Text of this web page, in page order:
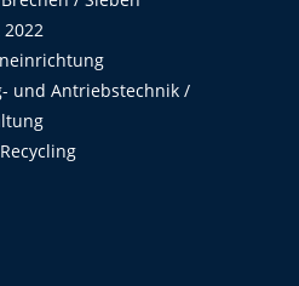
2022
und Antriebstechnik /